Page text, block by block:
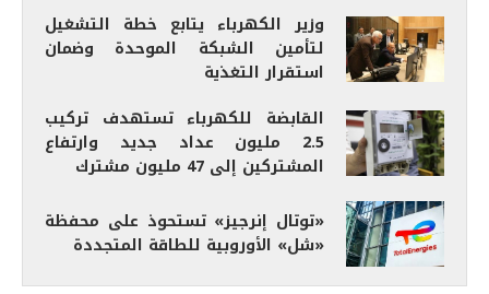
وزير الكهرباء يتابع خطة التشغيل
لتأمين الشبكة الموحدة وضمان
استقرار التغذية
القابضة للكهرباء تستهدف تركيب
2.5 مليون عداد جديد وارتفاع
المشتركين إلى 47 مليون مشترك
«توتال إنرجيز» تستحوذ على محفظة
«شل» الأوروبية للطاقة المتجددة